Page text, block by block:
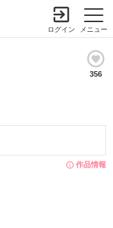
メニュー
ログイン
356
作品情報